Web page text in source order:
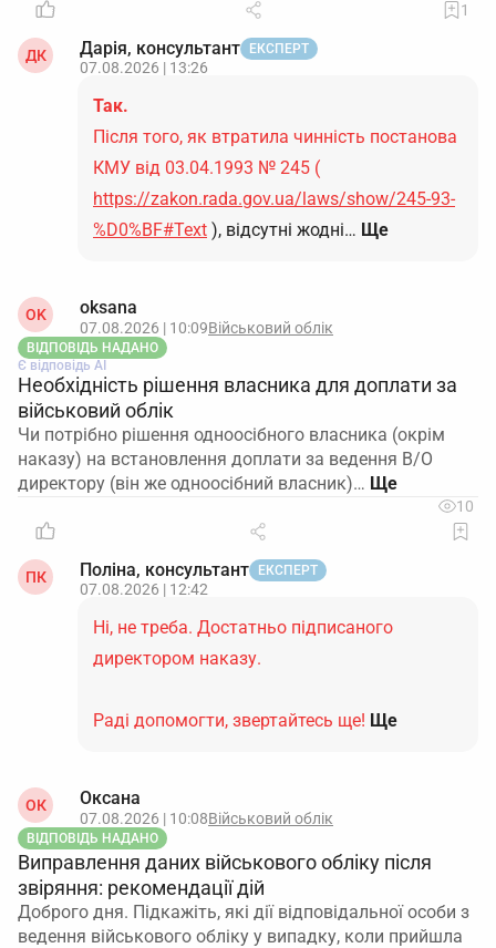
1
ДК Дарія, консультант ЕКСПЕРТ
07.08.2026 | 13:26
Так.
Після того, як втратила чинність постанова
КМУ від 03.04.1993 № 245 (
https://zakon.rada.gov.ua/laws/show/245-93-
%D0%BF#Text ), відсутні жодні… Ще
OK oksana
07.08.2026 | 10:09Військовий облік
ВІДПОВІДЬ НАДАНО
Є відповідь АІ
Необхідність рішення власника для доплати за
військовий облік
Чи потрібно рішення одноосібного власника (окрім
наказу) на встановлення доплати за ведення В/О
директору (він же одноосібний власник)…
10
ПК Поліна, консультант ЕКСПЕРТ
07.08.2026 | 12:42
Ні, не треба. Достатньо підписаного
директором наказу.
Раді допомогти, звертайтесь ще! Ще
ОК Оксана
07.08.2026 | 10:08Військовий облік
ВІДПОВІДЬ НАДАНО
Виправлення даних військового обліку після
звіряння: рекомендації дій
Доброго дня. Підкажіть, які дії відповідальної особи з
ведення військового обліку у випадку, коли прийшла